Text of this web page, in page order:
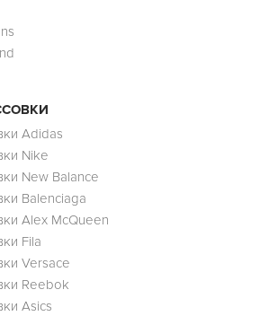
Adidas
Nike
New Balance
Balenciaga
Alex McQueen
Fila
Versace
Reebok
Asics